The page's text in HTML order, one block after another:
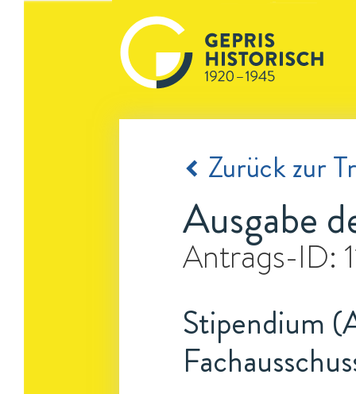
Zurück zur
Ausgabe
Antrags-ID:
Stipendium